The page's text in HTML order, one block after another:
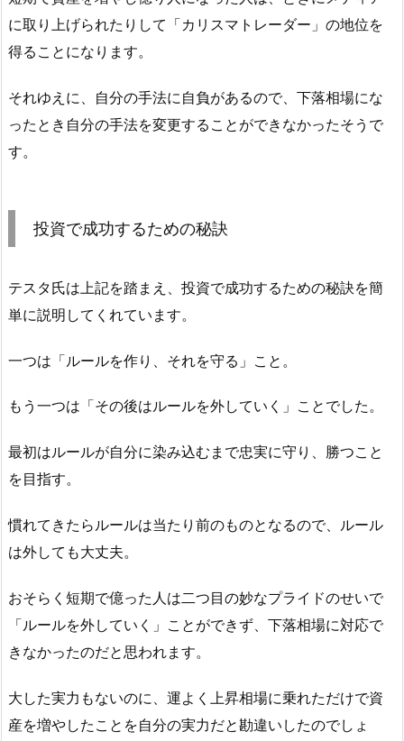
に取り上げられたりして「カリスマトレーダー」の地位を
得ることになります。
それゆえに、自分の手法に自負があるので、下落相場にな
ったとき自分の手法を変更することができなかったそうで
す。
投資で成功するための秘訣
テスタ氏は上記を踏まえ、投資で成功するための秘訣を簡
単に説明してくれています。
一つは「ルールを作り、それを守る」こと。
もう一つは「その後はルールを外していく」ことでした。
最初はルールが自分に染み込むまで忠実に守り、勝つこと
を目指す。
慣れてきたらルールは当たり前のものとなるので、ルール
は外しても大丈夫。
おそらく短期で億った人は二つ目の妙なプライドのせいで
「ルールを外していく」ことができず、下落相場に対応で
きなかったのだと思われます。
大した実力もないのに、運よく上昇相場に乗れただけで資
産を増やしたことを自分の実力だと勘違いしたのでしょ